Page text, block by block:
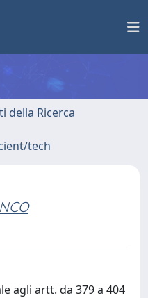
della Ricerca
tech
agli artt. da 379 a 404